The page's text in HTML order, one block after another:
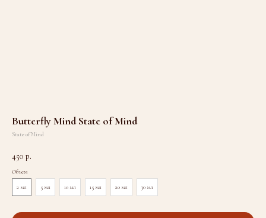
Butterfly Mind State of Mind
State of Mind
450 р.
Объем
2 мл 5 мл 10 мл 15 мл 20 мл 30 мл